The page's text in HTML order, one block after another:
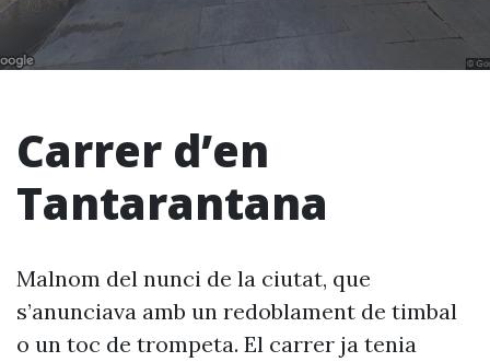
Carrer d’en
Tantarantana
Malnom del nunci de la ciutat, que
s’anunciava amb un redoblament de timbal
o un toc de trompeta. El carrer ja tenia